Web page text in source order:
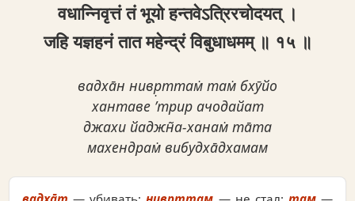
वधान्निवृत्तं तं भूयो हन्तवेऽत्रिरचोदयत् ।
जहि यज्ञहनं तात महेन्द्रं विबुधाधमम् ॥ १५ ॥
вадха̄н нивр̣ттам̇ там̇ бхӯйо
хантаве ’трир ачодайат
джахи йаджн̃а-ханам̇ та̄та
махендрам̇ вибудха̄дхамам